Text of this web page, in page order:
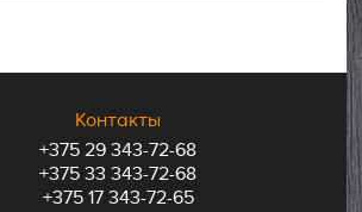
Контакты
+375 29 343-72-68
+375 33 343-72-68
+375 17 343-72-65